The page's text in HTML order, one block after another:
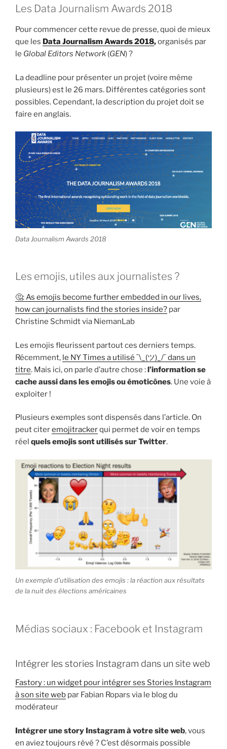
Les Data Journalism Awards 2018
Pour commencer cette revue de presse, quoi de mieux
que les Data Journalism Awards 2018,organisés par
le Global Editors Network (GEN) ?
La deadline pour présenter un projet (voire même
plusieurs) est le 26 mars. Différentes catégories sont
possibles. Cependant, la description du projet doit se
faire en anglais.
Data Journalism Awards 2018
Les emojis, utiles aux journalistes ?
🤔: As emojis become further embedded in our lives,
how can journalists find the stories inside? par
Christine Schmidt via NiemanLab
Les emojis fleurissent partout ces derniers temps.
Récemment, le NY Times a utilisé ¯\_(ツ)_/¯ dans un
titre. Mais ici, on parle d’autre chose :l’information se
cache aussi dans les emojis ou émoticônes. Une voie à
exploiter !
Plusieurs exemples sont dispensés dans l’article. On
peut citeremojitrackerqui permet de voir en temps
réel quels emojis sont utilisés sur Twitter.
Un exemple d’utilisation des emojis : la réaction aux résultats
de la nuit des élections américaines
Médias sociaux : Facebook et Instagram
Intégrer les stories Instagram dans un site web
Fastory : un widget pour intégrer ses Stories Instagram
à son site web par Fabian Ropars via le blog du
modérateur
Intégrer une story Instagram à votre site web, vous
en aviez toujours rêvé ? C’est désormais possible